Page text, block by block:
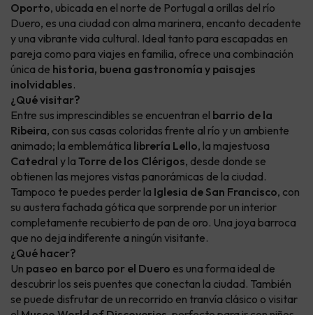
Oporto, ubicada en el norte de Portugal a orillas del río
Duero, es una ciudad con alma marinera, encanto decadente
y una vibrante vida cultural. Ideal tanto para escapadas en
pareja como para viajes en familia, ofrece una combinación
única de historia, buena gastronomía y paisajes
inolvidables.
¿Qué visitar?
Entre sus imprescindibles se encuentran el barrio de la
Ribeira, con sus casas coloridas frente al río y un ambiente
animado; la emblemática librería Lello, la majestuosa
Catedral y la Torre de los Clérigos, desde donde se
obtienen las mejores vistas panorámicas de la ciudad.
Tampoco te puedes perder la Iglesia de San Francisco, con
su austera fachada gótica que sorprende por un interior
completamente recubierto de pan de oro. Una joya barroca
que no deja indiferente a ningún visitante.
¿Qué hacer?
Un paseo en barco por el Duero es una forma ideal de
descubrir los seis puentes que conectan la ciudad. También
se puede disfrutar de un recorrido en tranvía clásico o visitar